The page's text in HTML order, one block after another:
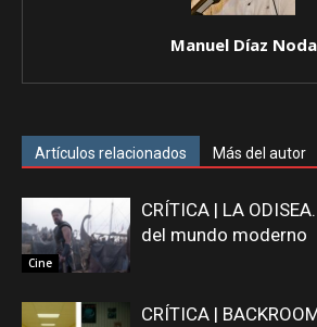
Manuel Díaz Noda
Artículos relacionados Más del autor
Cine
CRÍTICA | LA
del mundo moderno
CRÍTICA |